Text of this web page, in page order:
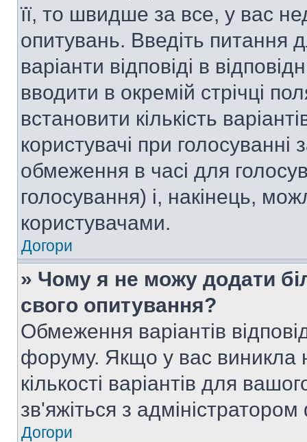
її, то швидше за все, у вас
опитувань. Введіть питання
варіанти відповіді в
вводити в окремій стрічці
встановити кількість
користувачі при
обмеження в часі для
голосування) і, накінець,
користувачами.
Догори
» Чому я не можу додати
свого опитування?
Обмеження варіантів
форуму. Якщо у вас виникла
кількості варіантів для
зв'яжіться з
Догори